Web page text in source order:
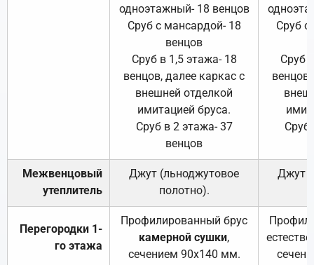
одноэтажный- 18 венцов
Сруб с мансардой- 18
венцов
Сруб в 1,5 этажа- 18
венцов, далее каркас с
внешней отделкой
имитацией бруса.
Сруб в 2 этажа- 37
венцов
Сруб с
Сруб
Сруб
Межвенцовый
утеплитель
Джут (льноджутовое
полотно).
Джут
Перегородки 1-
го этажа
Профилированный брус
камерной сушки,
сечением 90х140 мм.